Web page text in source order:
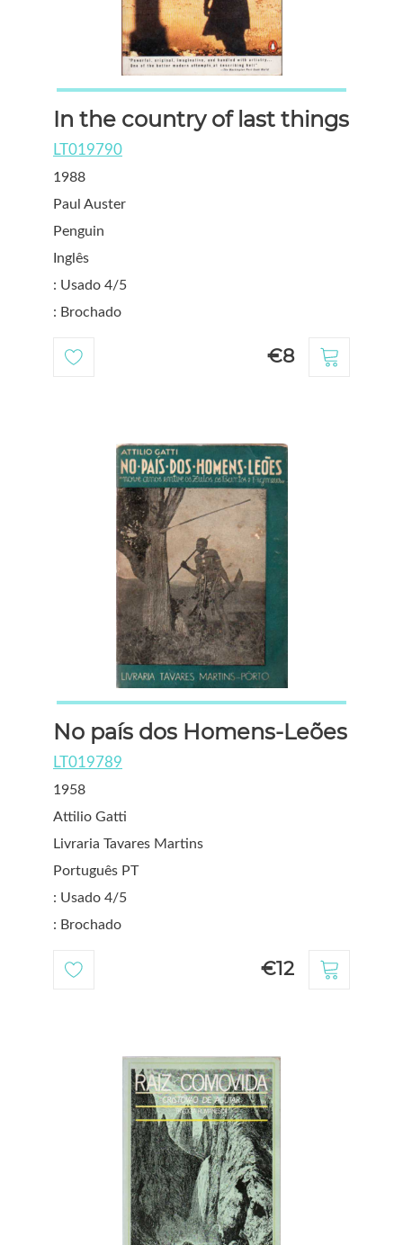
In the country of last things
LT019790
1988
Paul Auster
Penguin
Inglês
: Usado 4/5
: Brochado
€8
No país dos Homens-Leões
LT019789
1958
Attilio Gatti
Livraria Tavares Martins
Português PT
: Usado 4/5
: Brochado
€12